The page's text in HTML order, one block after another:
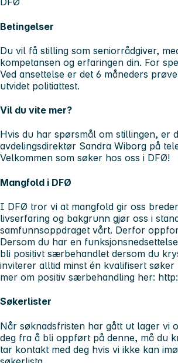
Betingelser
Du vil få stilling som seniorrådgiver,
kompetansen og erfaringen din. For
Ved ansettelse er det 6 måneders
utvidet politiattest.
Vil du vite mer?
Hvis du har spørsmål om stillingen, er
avdelingsdirektør Sandra Wiborg på
Velkommen som søker hos oss i DFØ!
Mangfold i DFØ
I DFØ tror vi at mangfold gir oss
livserfaring og bakgrunn gjør oss i
samfunnsoppdraget vårt. Derfor
Dersom du har en
bli positivt særbehandlet dersom du
inviterer alltid minst én kvalifisert
mer om positiv særbehandling her:
Søkerlister
Når søknadsfristen har gått ut lager vi
deg fra å bli oppført på denne, må du
tar kontakt med deg hvis vi ikke kan